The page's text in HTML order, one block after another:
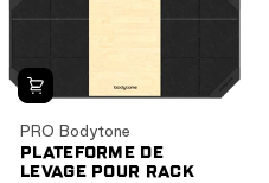
PRO Bodytone
PLATEFORME DE
LEVAGE POUR RACK